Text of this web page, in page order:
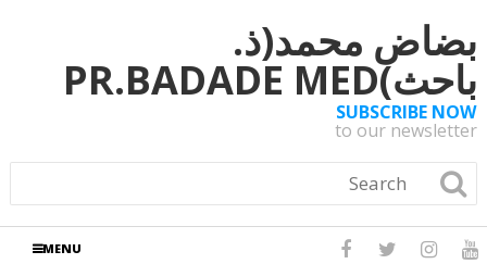
بضاض محمد(ذ.
باحث)PR.BADADE MED
SUBSCRIBE NOW
to our newsletter
MENU